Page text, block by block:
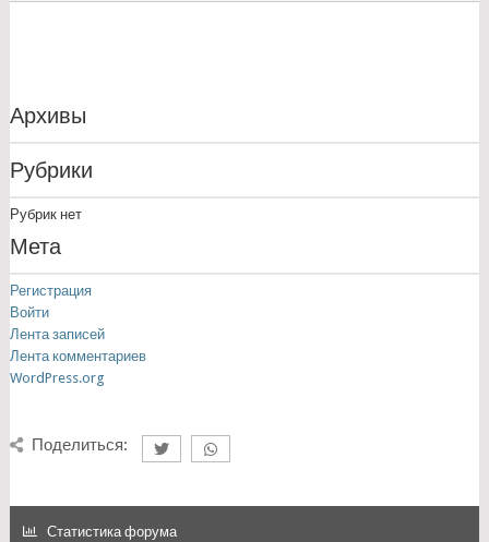
Архивы
Рубрики
Рубрик нет
Мета
Регистрация
Войти
Лента записей
Лента комментариев
WordPress.org
Поделиться:
Статистика форума